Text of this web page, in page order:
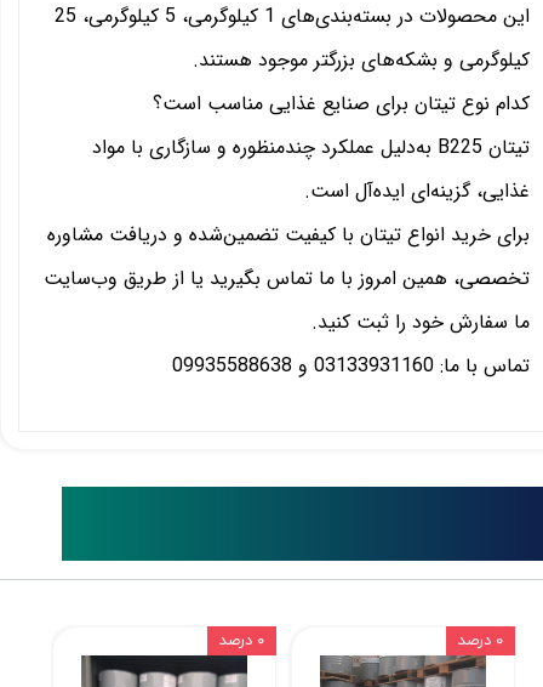
این محصولات در بسته‌بندی‌های 1 کیلوگرمی، 5 کیلوگرمی، 25
کیلوگرمی و بشکه‌های بزرگتر موجود هستند.
کدام نوع تیتان برای صنایع غذایی مناسب است؟
تیتان B225 به‌دلیل عملکرد چندمنظوره و سازگاری با مواد
غذایی، گزینه‌ای ایده‌آل است.
برای خرید انواع تیتان با کیفیت تضمین‌شده و دریافت مشاوره
تخصصی، همین امروز با ما تماس بگیرید یا از طریق وب‌سایت
ما سفارش خود را ثبت کنید.
تماس با ما: 03133931160 و 09935588638
۰ درصد ۰ درصد